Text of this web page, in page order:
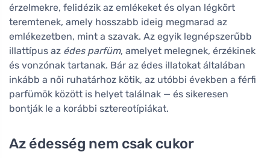
érzelmekre, felidézik az emlékeket és olyan légkört
teremtenek, amely hosszabb ideig megmarad az
emlékezetben, mint a szavak. Az egyik legnépszerűbb
illattípus az édes parfüm, amelyet melegnek, érzékinek
és vonzónak tartanak. Bár az édes illatokat általában
inkább a női ruhatárhoz kötik, az utóbbi években a férfi
parfümök között is helyet találnak — és sikeresen
bontják le a korábbi sztereotípiákat.
Az édesség nem csak cukor